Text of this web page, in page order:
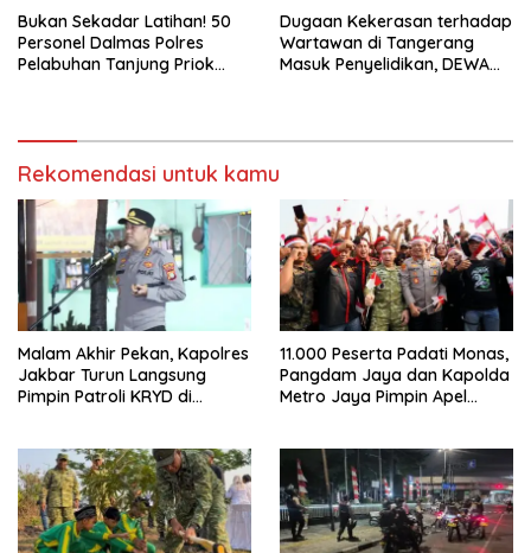
Bukan Sekadar Latihan! 50
Personel Dalmas Polres
Pelabuhan Tanjung Priok
Dugaan Kekerasan terhadap
Wartawan di Tangerang
Masuk Penyelidikan, DEWA
Rekomendasi untuk kamu
Malam Akhir Pekan, Kapolres
Jakbar Turun Langsung
Pimpin Patroli KRYD di
11.000 Peserta Padati Monas,
Pangdam Jaya dan Kapolda
Metro Jaya Pimpin Apel